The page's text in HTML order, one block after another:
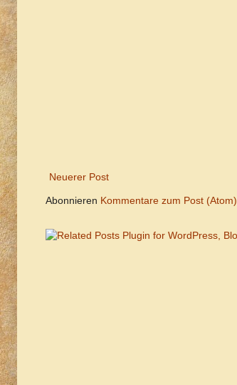
Neuerer Post
Abonnieren Kommentare zum Post (Atom)